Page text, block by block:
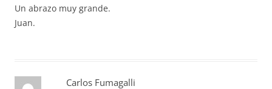
Un abrazo muy grande.
Juan.
Carlos Fumagalli